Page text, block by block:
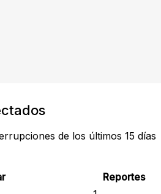
de los últimos 15 días
Reportes